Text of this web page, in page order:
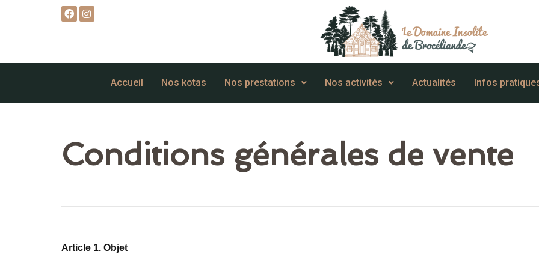
Accueil Nos kotas Nos prestations Nos activités Actualités Infos
Conditions générales de vente
Article 1. Objet